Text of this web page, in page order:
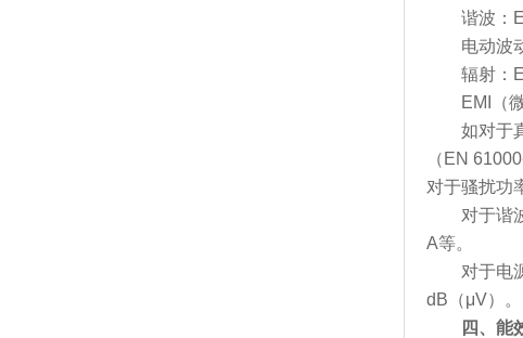
谐波：
电动波动
辐射：
EMI（微
如对于真
（EN
对于骚扰功
对于谐波
A等。
对于电源
dB（μV）。
四、能